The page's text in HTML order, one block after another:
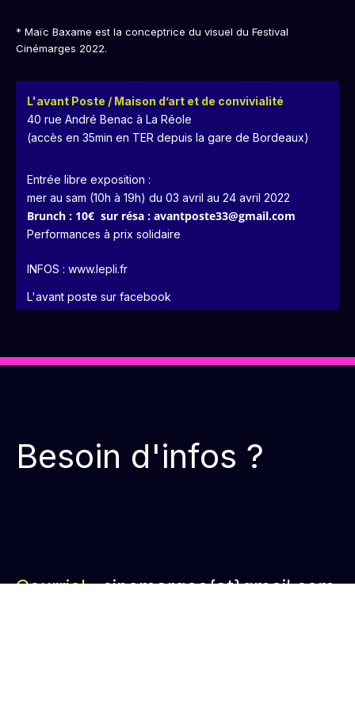
* Maïc Baxame est la conceptrice du visuel du Festival
Cinémarges 2022.
L'avant Poste / Maison d’art et de convivialité
40 rue André Benac à La Réole
(accès en 35min en TER depuis la gare de Bordeaux)
Entrée libre exposition :
mer au sam (10h à 19h) du 03 avril au 24 avril 2022
Brunch : 10€ sur résa : avantposte33@gmail.com
Performances à prix solidaire
INFOS : www.lepli.fr
L'avant poste sur facebook
Besoin d'infos ?
Courriel :cinemarges{at}gmail.com